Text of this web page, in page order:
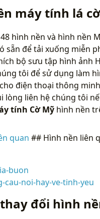
máy tính lá
hình nền và hình nền
sẵn để tải xuống miễn
bộ sưu tập hình ảnh
tôi để sử dụng làm
điện thoại thông
lòng liên hệ chúng tôi
tính Cờ Mỹ hình nền
quan ## Hình nền liên
buon
cau-noi-hay-ve-tinh-yeu
đổi hình